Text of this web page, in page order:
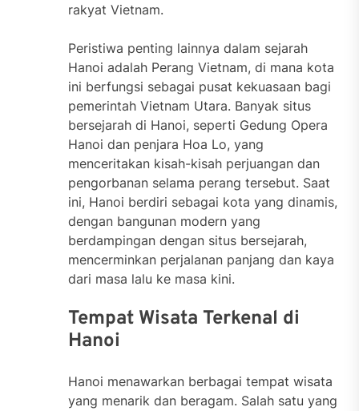
rakyat Vietnam.
Peristiwa penting lainnya dalam sejarah
Hanoi adalah Perang Vietnam, di mana kota
ini berfungsi sebagai pusat kekuasaan bagi
pemerintah Vietnam Utara. Banyak situs
bersejarah di Hanoi, seperti Gedung Opera
Hanoi dan penjara Hoa Lo, yang
menceritakan kisah-kisah perjuangan dan
pengorbanan selama perang tersebut. Saat
ini, Hanoi berdiri sebagai kota yang dinamis,
dengan bangunan modern yang
berdampingan dengan situs bersejarah,
mencerminkan perjalanan panjang dan kaya
dari masa lalu ke masa kini.
Tempat Wisata Terkenal di
Hanoi
Hanoi menawarkan berbagai tempat wisata
yang menarik dan beragam. Salah satu yang